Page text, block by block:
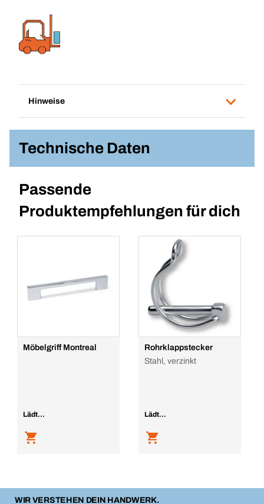
Hinweise
Technische Daten
Passende
Produktempfehlungen für dich
Möbelgriff Montreal
Lädt...
Rohrklappstecker
Stahl, verzinkt
Lädt...
WIR VERSTEHEN DEIN HANDWERK.